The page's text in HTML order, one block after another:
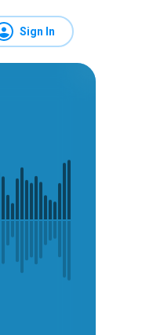
Sign In